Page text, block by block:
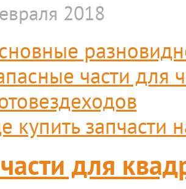
2018
части для
купить запчасти
для